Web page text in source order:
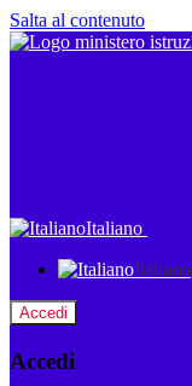
Salta al contenuto
Italiano
Italiano
Accedi
Accedi